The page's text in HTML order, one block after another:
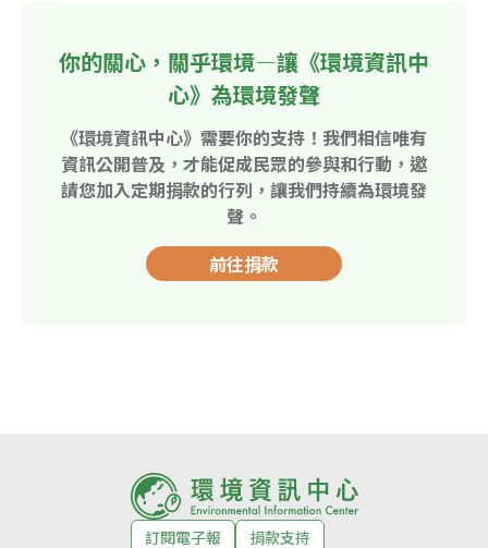
你的關心，關乎環境—讓《環境資訊中
心》為環境發聲
《環境資訊中心》需要你的支持！我們相信唯有
資訊公開普及，才能促成民眾的參與和行動，邀
請您加入定期捐款的行列，讓我們持續為環境發
聲。
前往捐款
訂閱電子報 捐款支持